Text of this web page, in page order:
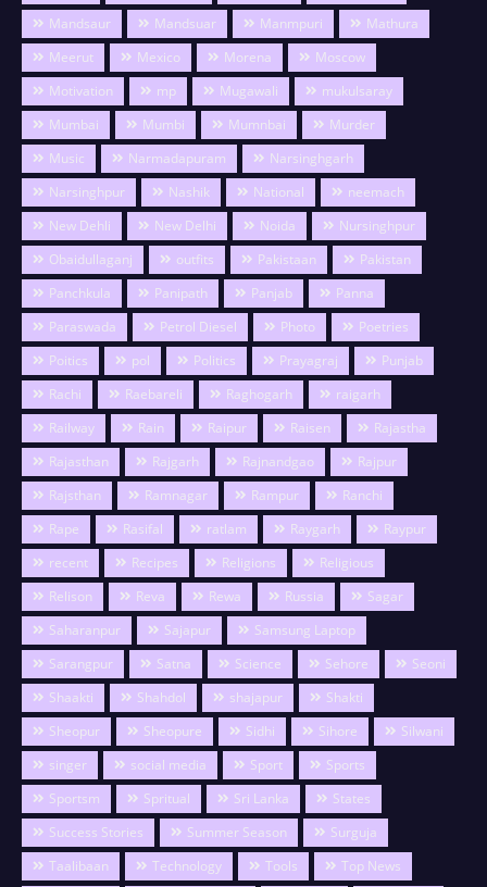
Mandsaur
Mandsuar Manmpuri
Mathura
Meerut
Mexico Morena
Moscow
Motivation
mp Mugawali
mukulsaray
Mumbai
Mumbi Mumnbai
Murder
Music
Narmadapuram
Narsinghgarh
Narsinghpur
Nashik National
neemach
New Dehli
New Delhi Noida
Nursinghpur
Obaidullaganj
outfits Pakistaan
Pakistan
Panchkula
Panipath Panjab
Panna
Paraswada
Petrol Diesel Photo
Poetries
Poitics
pol Politics Prayagraj
Punjab
Rachi
Raebareli Raghogarh
raigarh
Railway
Rain Raipur Raisen
Rajastha
Rajasthan
Rajgarh Rajnandgao
Rajpur
Rajsthan
Ramnagar Rampur
Ranchi
Rape
Rasifal ratlam Raygarh
Raypur
recent
Recipes Religions
Religious
Relison
Reva Rewa Russia
Sagar
Saharanpur
Sajapur
Samsung Laptop
Sarangpur
Satna Science Sehore
Seoni
Shaakti
Shahdol shajapur
Shakti
Sheopur
Sheopure Sidhi Sihore
Silwani
singer
social media Sport
Sports
Sportsm
Spritual Sri Lanka
States
Success Stories
Summer Season
Surguja
Taalibaan
Technology Tools
Top News